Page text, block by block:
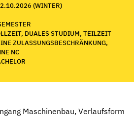
(WINTER)
DUALES STUDIUM, TEILZEIT
ZULASSUNGSBESCHRÄNKUNG,
NC
Maschinenbau, Verlaufsform